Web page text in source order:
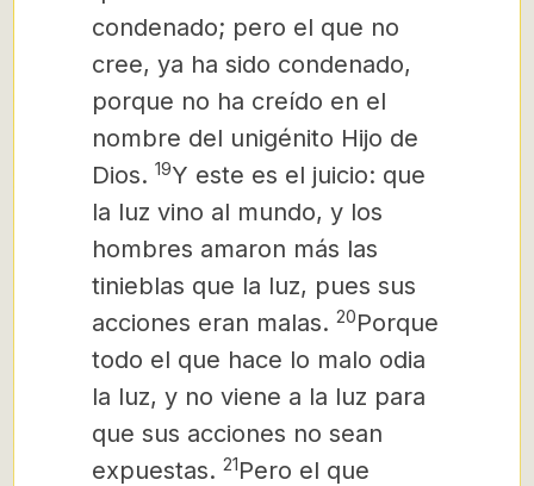
condenado; pero el que no
cree, ya ha sido condenado,
porque no ha creído en el
nombre del unigénito Hijo de
Dios. 19Y este es el juicio: que
la luz vino al mundo, y los
hombres amaron más las
tinieblas que la luz, pues sus
acciones eran malas. 20Porque
todo el que hace lo malo odia
la luz, y no viene a la luz para
que sus acciones no sean
expuestas. 21Pero el que